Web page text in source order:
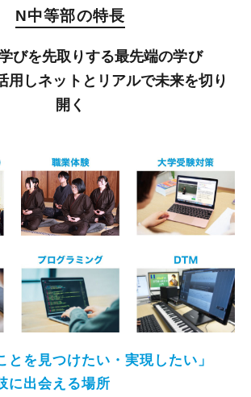
N中等部の特長
びを先取りする最先端の学び
用しネットとリアルで未来を切り
開く
とを見つけたい・実現したい」
に出会える場所